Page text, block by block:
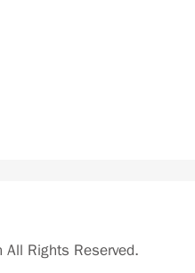
All Rights Reserved.